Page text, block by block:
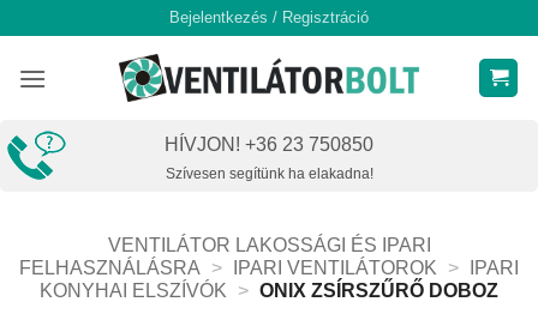
content
Bejelentkezés / Regisztráció
HÍVJON! +36 23 750850
Szívesen segítünk ha elakadna!
VENTILÁTOR LAKOSSÁGI ÉS IPARI
FELHASZNÁLÁSRA
> IPARI VENTILÁTOROK >
IPARI
KONYHAI ELSZÍVÓK
> ONIX ZSÍRSZŰRŐ DOBOZ